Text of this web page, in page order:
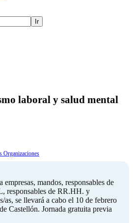
Ir
laboral y salud mental
Organizaciones
mandos, responsables de
responsables de RR.HH. y
as, se llevará a cabo el 10 de febrero
Castellón. Jornada gratuita previa